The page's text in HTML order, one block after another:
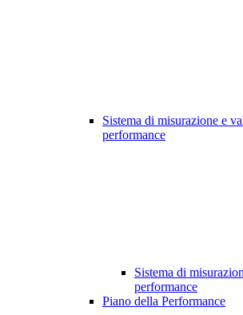
Sistema di misurazione e
performance
Sistema di
performance
Piano della Performance